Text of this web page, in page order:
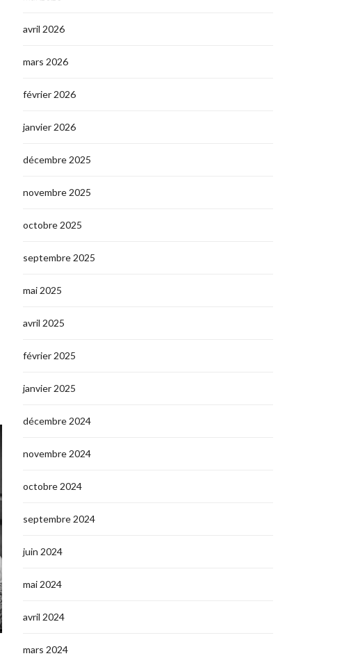
avril 2026
mars 2026
février 2026
janvier 2026
décembre 2025
novembre 2025
octobre 2025
septembre 2025
mai 2025
avril 2025
février 2025
janvier 2025
décembre 2024
novembre 2024
octobre 2024
septembre 2024
juin 2024
mai 2024
avril 2024
mars 2024